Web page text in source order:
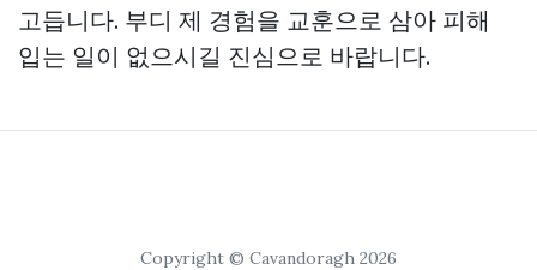
고듭니다. 부디 제 경험을 교훈으로 삼아 피해
입는 일이 없으시길 진심으로 바랍니다.
Copyright © Cavandoragh 2026